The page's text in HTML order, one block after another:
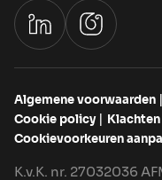
Algemene voorwaarden
Cookie policy
Klachten
Cookievoorkeuren
K.v.K. nr. 27032036